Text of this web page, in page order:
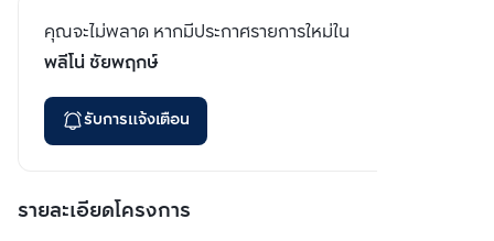
คุณจะไม่พลาด หากมีประกาศรายการใหม่ใน
พลีโน่ ชัยพฤกษ์
รับการแจ้งเตือน
รายละเอียดโครงการ